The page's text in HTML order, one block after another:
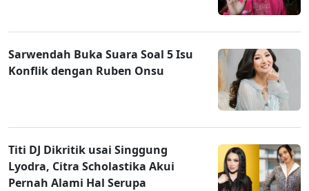
Sarwendah Buka Suara Soal 5 Isu
Konflik dengan Ruben Onsu
Titi DJ Dikritik usai Singgung
Lyodra, Citra Scholastika Akui
Pernah Alami Hal Serupa